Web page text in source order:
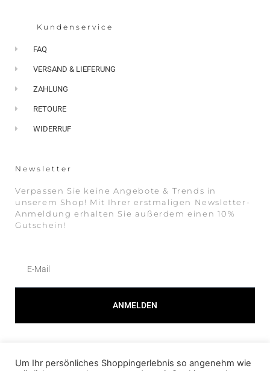
Kundenservice
FAQ
VERSAND & LIEFERUNG
ZAHLUNG
RETOURE
WIDERRUF
Newsletter
Verpassen Sie keine Angebote & Trends in
unserem Shop! Mit Ihrer erstmaligen Newsletter-
Anmeldung erhalten Sie außerdem einen 10%
Gutschein!
ANMELDEN
Um Ihr persönliches Shoppingerlebnis so angenehm wie